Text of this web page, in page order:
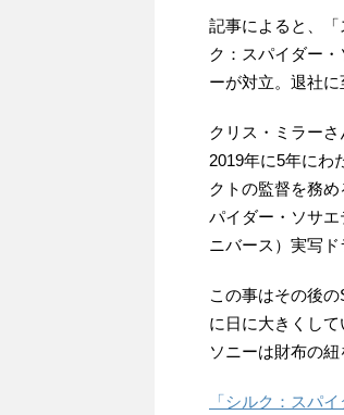
記事によると、
ク：スパイダー
ーが対立。退社に
クリス・ミラー
2019年に5年にわ
クトの監督を務
パイダー・ソサ
ニバース）実写ド
この事はその後
に日に大きくし
ソニーは財布の紐
「シルク：スパ